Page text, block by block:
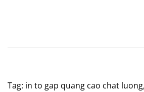
Tag: in to gap quang cao chat